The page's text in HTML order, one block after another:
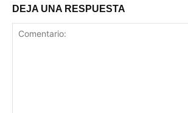
DEJA UNA RESPUESTA